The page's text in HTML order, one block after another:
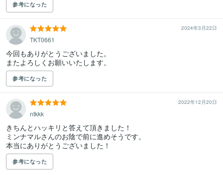
参考になった
2024年3月22日
TKT0661
今回もありがとうございました。
またよろしくお願いいたします。
参考になった
2022年12月20日
ntkkk
きちんとハッキリと答えて頂きました！
ミンナマルさんのお陰で前に進めそうです。
本当にありがとうございました！
参考になった